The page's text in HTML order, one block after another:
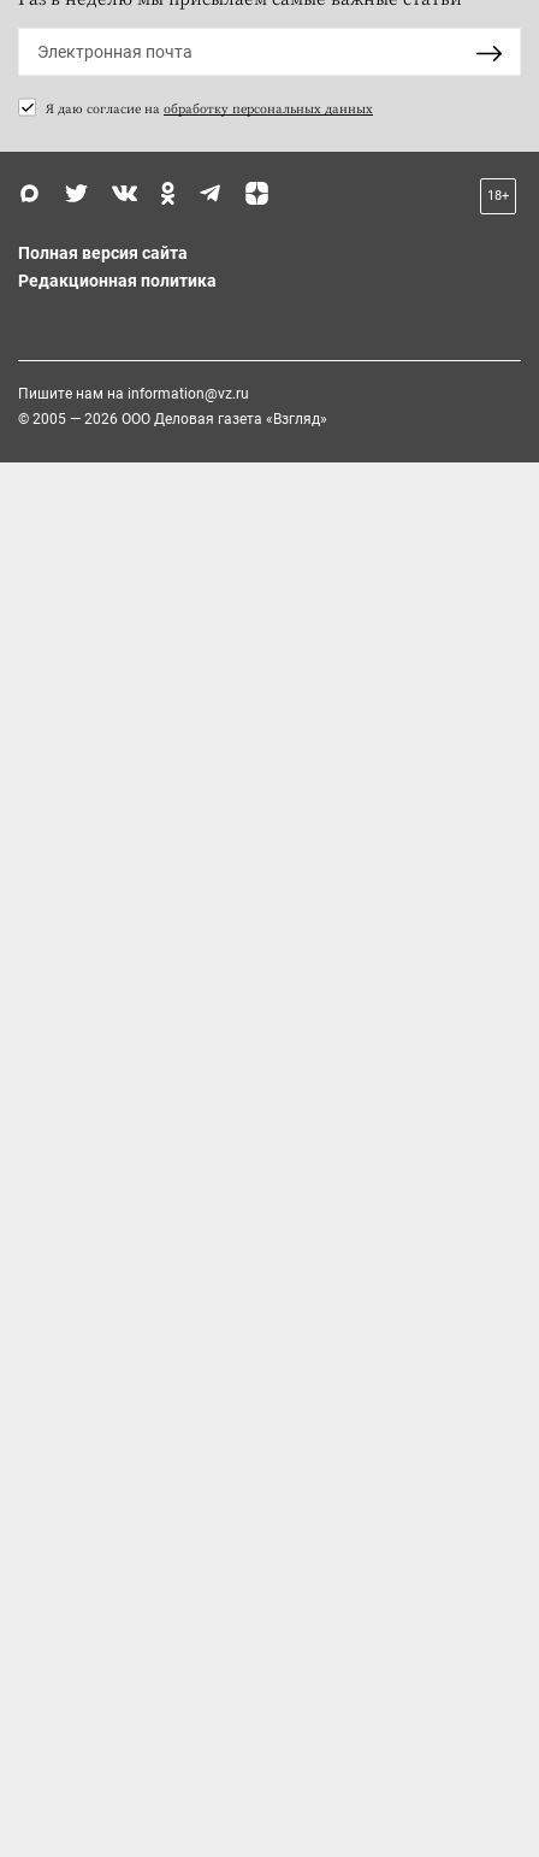
Я даю согласие на обработку персональных данных
18+
Полная версия сайта
Редакционная политика
Пишите нам на information@vz.ru
© 2005 — 2026 ООО Деловая газета «Взгляд»